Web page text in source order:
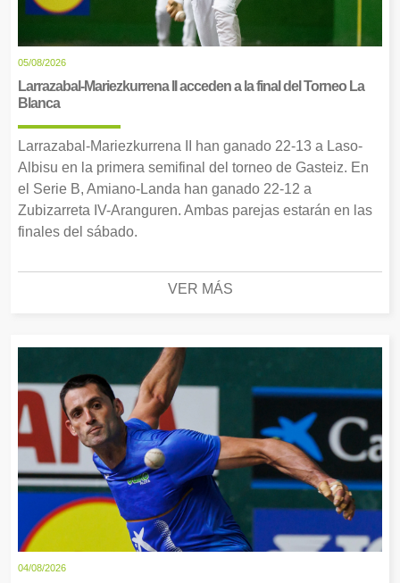
05/08/2026
Larrazabal-Mariezkurrena II acceden a la final del Torneo La
Blanca
Larrazabal-Mariezkurrena II han ganado 22-13 a Laso-
Albisu en la primera semifinal del torneo de Gasteiz. En
el Serie B, Amiano-Landa han ganado 22-12 a
Zubizarreta IV-Aranguren. Ambas parejas estarán en las
finales del sábado.
VER MÁS
04/08/2026